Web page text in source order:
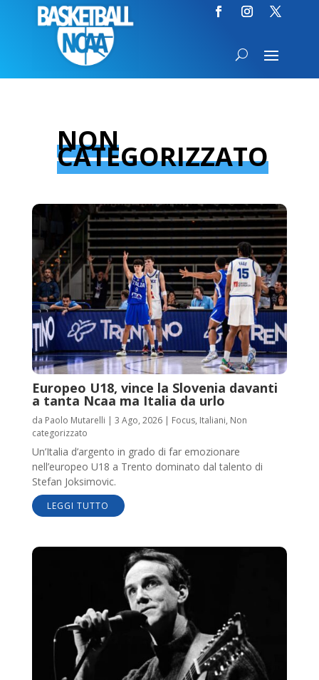
NON
CATEGORIZZATO
Europeo U18, vince la Slovenia davanti
a tanta Ncaa ma Italia da urlo
da Paolo Mutarelli | 3 Ago, 2026| Focus, Italiani, Non
categorizzato
Un’Italia d’argento in grado di far emozionare
nell’europeo U18 a Trento dominato dal talento di
Stefan Joksimovic.
LEGGI TUTTO